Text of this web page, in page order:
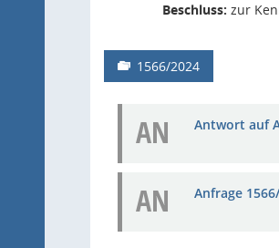
Beschluss: zur
1566/2024
AN Antwort auf
AN Anfrage